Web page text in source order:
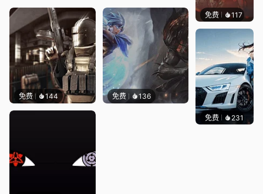
免费 144 免费 136
免费 117Nesu
免费 231Ado